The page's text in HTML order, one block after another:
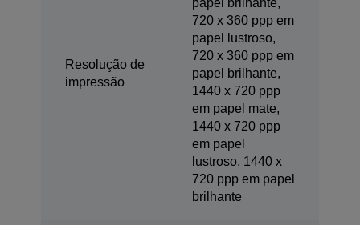
Resolução de
impressão
papel brilhante,
720 x 360 ppp em
papel lustroso,
720 x 360 ppp em
papel brilhante,
1440 x 720 ppp
em papel mate,
1440 x 720 ppp
em papel
lustroso, 1440 x
720 ppp em papel
brilhante